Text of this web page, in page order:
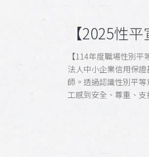
【2025性
【114年度職場性別
法人中小企業信用保
師。透過認識性別平
工感到安全、尊重、支